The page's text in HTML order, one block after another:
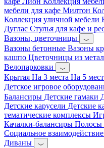
мебели для кафе Милтон
Коллекция уличной мебели
Дуглас Стулья для кафе и
Вазоны, цветочницы
Вазоны бетонные Вазоны
кашпо Цветочницы из
Велопарковки
Крытая На 3 места На 5 мест
Детское игровое
Балансиры Детские гамаки
Детские карусели Детские
тематические комплексы
Качалки-балансиры Полосы
Социальное взаимодействие
Диваны